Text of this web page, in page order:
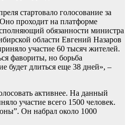
стартовало голосование за
проходит на платформе
обязанности министра
области Евгений Назаров
участие 60 тысяч жителей.
фавориты, но борьба
будет длиться еще 38 дней», –
активнее. На данный
участие всего 1500 человек.
Он набрал около 1000